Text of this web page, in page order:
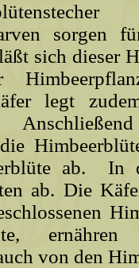
sorgen
sich dieser
legt
ab.
ab. Die
von den